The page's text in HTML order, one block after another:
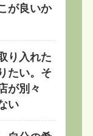
が良いか
り入れた
たい。そ
が別々
い